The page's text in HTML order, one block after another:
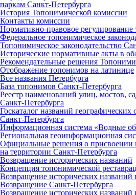
паркам Санкт‑Петербурга
История Топонимической комиссии
Контакты комиссии
Нормативно‑правовое
Федеральное топонимическое
Топонимическое законодательство
Исторические нормативные акты в
Рекомендательные решения
Отображение топонимов на латинице
Все названия Петербурга
База топонимов Санкт‑Петербурга
Реестр наименований улиц, мостов,
Санкт‑Петербурга
Госкаталог названий географических
Санкт‑Петербурга
Информационная система «Водные
Региональная геоинформационная
Официальные решения о присвоении
на территории Санкт‑Петербурга
Возвращение исторических названий
Концепция топонимической
Возвращение исторических
Возвращение Санкт‑Петербурга
Возвращение исторических названий